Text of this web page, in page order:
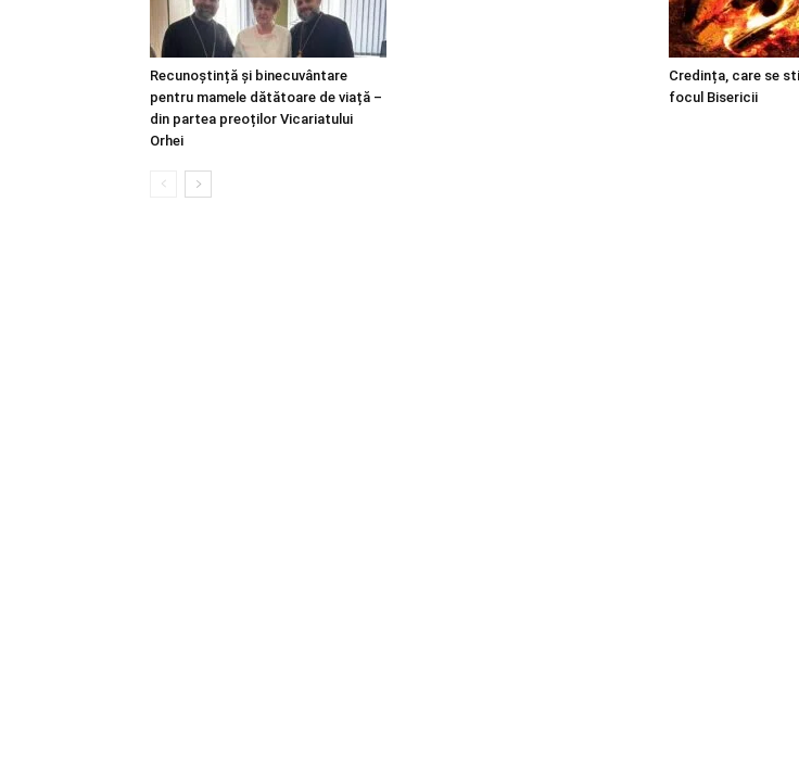
Recunoștință și binecuvântare
pentru mamele dătătoare de viață –
din partea preoților Vicariatului
Orhei
Credința, care se
focul Bisericii